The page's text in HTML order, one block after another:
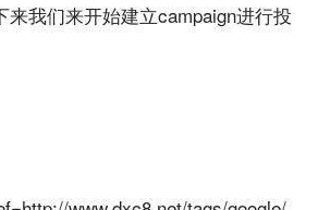
来我们来开始建立campaign进行投